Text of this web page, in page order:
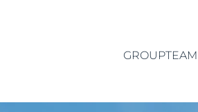
GROUPTEAM